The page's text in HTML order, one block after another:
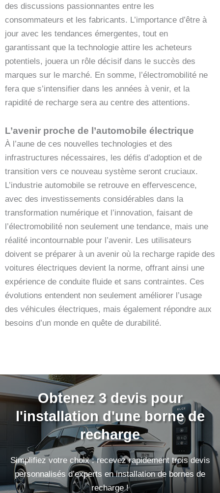
des discussions passionnantes entre les
consommateurs et les fabricants. L’importance d’être à
jour avec les tendances émergentes, tout en
garantissant que la technologie attire les acheteurs
potentiels, jouera un rôle décisif dans le succès des
marques sur le marché. En somme, l’électromobilité ne
fera que s’intensifier dans les années à venir, et la
rapidité de recharge sera au centre des attentions.
L’avenir proche de l’automobile électrique
À l’aune de ces nouvelles technologies et des
infrastructures nécessaires, les défis d’adoption et de
transition vers ce nouveau système seront cruciaux.
L’industrie automobile se retrouve en effervescence,
avec des investissements considérables dans la
transformation numérique et l’innovation, faisant de
l’électromobilité non seulement une tendance, mais une
réalité incontournable pour l’avenir. Les utilisateurs
doivent se préparer à un avenir où la recharge rapide des
voitures électriques devient la norme, offrant ainsi une
expérience de conduite fluide et sans contraintes. Ces
évolutions entendent non seulement améliorer l’usage
des véhicules électriques, mais également répondre aux
besoins d’un monde en quête de durabilité.
Obtenez 3 devis pour
l'installation d'une borne de
recharge
Simplifiez votre choix : recevez rapidement trois devis
personnalisés d’experts en installation de bornes de
recharge !